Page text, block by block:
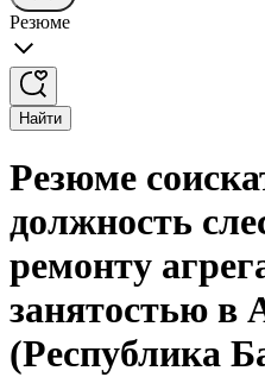
Резюме
Найти
Резюме
должность
ремонту
занятостью в
(Республика